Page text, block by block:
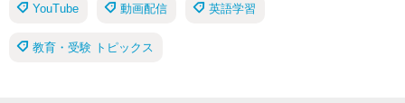
YouTube 動画配信 英語学習
教育・受験 トピックス